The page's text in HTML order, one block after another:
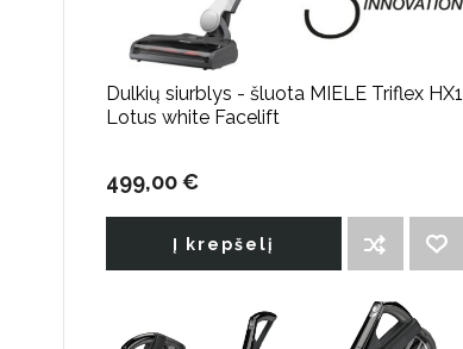
Dulkių siurblys - šluota MIELE Triflex HX1
Lotus white Facelift
499,00 €
Į krepšelį